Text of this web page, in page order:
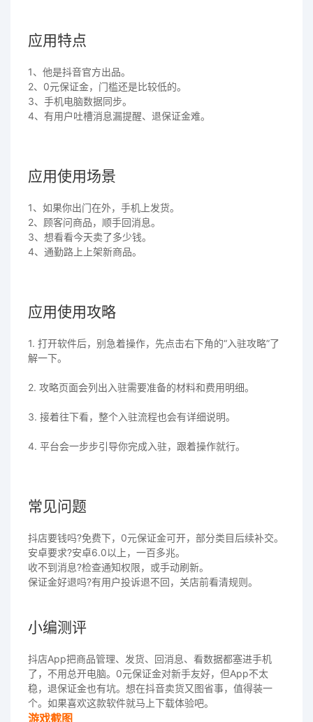
应用特点
1、他是抖音官方出品。
2、0元保证金，门槛还是比较低的。
3、手机电脑数据同步。
4、有用户吐槽消息漏提醒、退保证金难。
应用使用场景
1、如果你出门在外，手机上发货。
2、顾客问商品，顺手回消息。
3、想看看今天卖了多少钱。
4、通勤路上上架新商品。
应用使用攻略
1. 打开软件后，别急着操作，先点击右下角的“入驻攻略”了
解一下。
2. 攻略页面会列出入驻需要准备的材料和费用明细。
3. 接着往下看，整个入驻流程也会有详细说明。
4. 平台会一步步引导你完成入驻，跟着操作就行。
常见问题
抖店要钱吗?免费下，0元保证金可开，部分类目后续补交。
安卓要求?安卓6.0以上，一百多兆。
收不到消息?检查通知权限，或手动刷新。
保证金好退吗?有用户投诉退不回，关店前看清规则。
小编测评
抖店App把商品管理、发货、回消息、看数据都塞进手机
了，不用总开电脑。0元保证金对新手友好，但App不太
稳，退保证金也有坑。想在抖音卖货又图省事，值得装一
个。如果喜欢这款软件就马上下载体验吧。
游戏截图